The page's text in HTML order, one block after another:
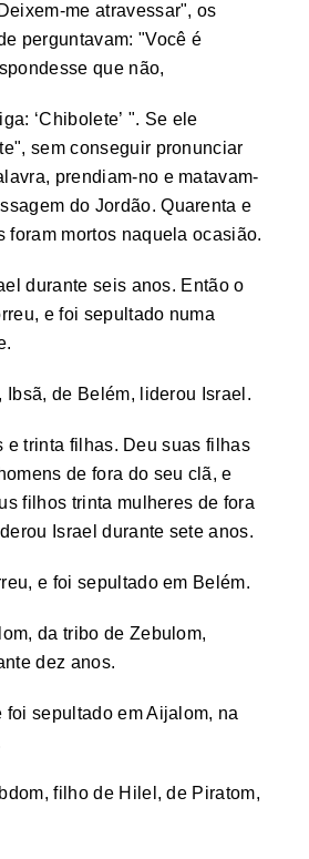
me atravessar", os
perguntavam: "Você é
que não,
‘Chibolete’ ". Se ele
sem conseguir pronunciar
prendiam-no e matavam-
do Jordão. Quarenta e
foram mortos naquela ocasião.
durante seis anos. Então o
e foi sepultado numa
Ibsã, de Belém, liderou Israel.
e trinta filhas. Deu suas filhas
de fora do seu clã, e
filhos trinta mulheres de fora
Israel durante sete anos.
e foi sepultado em Belém.
da tribo de Zebulom,
dez anos.
foi sepultado em Aijalom, na
filho de Hilel, de Piratom,